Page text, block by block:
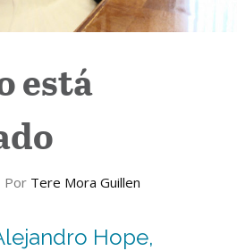
está
Por Tere Mora Guillen
Hope,